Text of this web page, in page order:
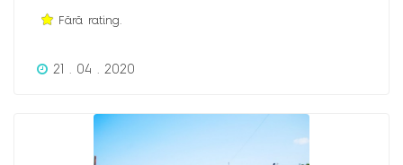
Fără rating.
21 . 04 . 2020